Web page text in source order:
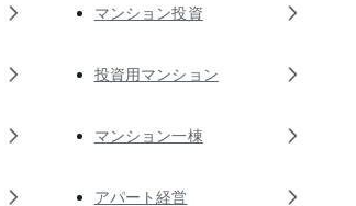
マンション投資
投資用マンション
マンション一棟
アパート経営